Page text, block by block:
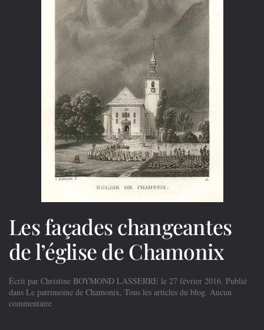
Les façades changeantes
de l’église de Chamonix
Écrit par Christine BOYMOND LASSERRE le 27 février 2016. Publié
dans Le patrimoine de Chamonix, Tous les articles du blog. Aucun
commentairesur